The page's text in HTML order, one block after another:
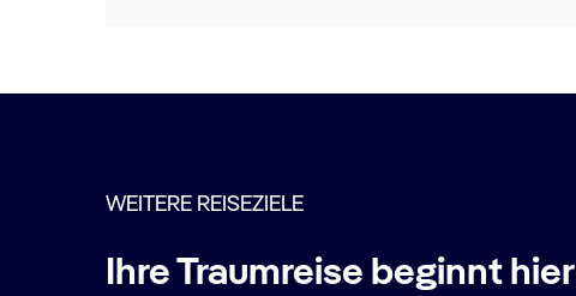
WEITERE REISEZIELE
Ihre Traumreise beginnt hier